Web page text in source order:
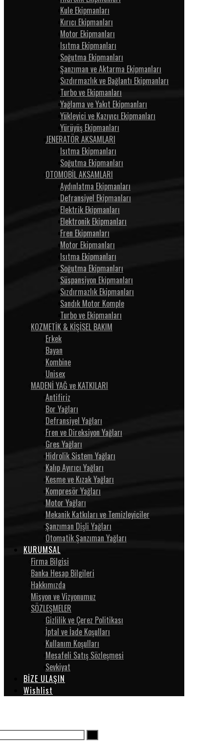
Kule Ekipmanları
Kırıcı Ekipmanları
Motor Ekipmanları
Isıtma Ekipmanları
Soğutma Ekipmanları
Şanzıman ve Aktarma Ekipmanları
Sızdırmazlık ve Bağlantı Ekipmanları
Turbo ve Ekipmanları
Yağlama ve Yakıt Ekipmanları
Yükleyici ve Kazıyıcı Ekipmanları
Yürüyüş Ekipmanları
JENERATÖR AKSAMLARI
Isıtma Ekipmanları
Soğutma Ekipmanları
OTOMOBİL AKSAMLARI
Aydınlatma Ekipmanları
Defransiyel Ekipmanları
Elektrik Ekipmanları
Elektronik Ekipmanları
Fren Ekipmanları
Motor Ekipmanları
Isıtma Ekipmanları
Soğutma Ekipmanları
Süspansiyon Ekipmanları
Sızdırmazlık Ekipmanları
Sandık Motor Komple
Turbo ve Ekipmanları
KOZMETİK & KİŞİSEL BAKIM
Erkek
Bayan
Kombine
Unisex
MADENİ YAĞ ve KATKILARI
Antifiriz
Bor Yağları
Defransiyel Yağları
Fren ve Direksiyon Yağları
Gres Yağları
Hidrolik Sistem Yağları
Kalıp Ayırıcı Yağları
Kesme ve Kızak Yağları
Kompresör Yağları
Motor Yağları
Mekanik Katkıları ve Temizleyiciler
Şanzıman Dişli Yağları
Otomatik Şanzıman Yağları
KURUMSAL
Firma Bilgisi
Banka Hesap Bilgileri
Hakkımızda
Misyon ve Vizyonumuz
SÖZLEŞMELER
Gizlilik ve Çerez Politikası
İptal ve İade Koşulları
Kullanım Koşulları
Mesafeli Satış Sözleşmesi
Sevkiyat
BİZE ULAŞIN
Wishlist